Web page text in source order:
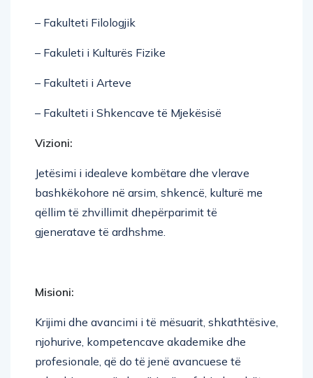
– Fakulteti Filologjik
– Fakuleti i Kulturës Fizike
– Fakulteti i Arteve
– Fakulteti i Shkencave të Mjekësisë
Vizioni:
Jetësimi i idealeve kombëtare dhe vlerave
bashkëkohore në arsim, shkencë, kulturë me
qëllim të zhvillimit dhepërparimit të
gjeneratave të ardhshme.
Misioni:
Krijimi dhe avancimi i të mësuarit, shkathtësive,
njohurive, kompetencave akademike dhe
profesionale, që do të jenë avancuese të